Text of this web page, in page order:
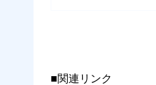
■関連リンク